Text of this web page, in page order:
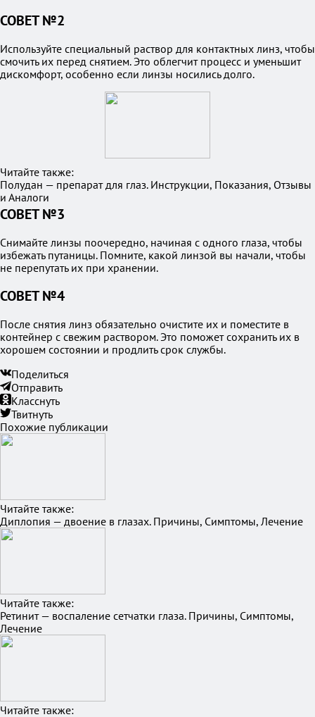
СОВЕТ №2
Используйте специальный раствор для контактных линз, чтобы
смочить их перед снятием. Это облегчит процесс и уменьшит
дискомфорт, особенно если линзы носились долго.
Читайте также:
Полудан — препарат для глаз. Инструкции, Показания, Отзывы
и Аналоги
СОВЕТ №3
Снимайте линзы поочередно, начиная с одного глаза, чтобы
избежать путаницы. Помните, какой линзой вы начали, чтобы
не перепутать их при хранении.
СОВЕТ №4
После снятия линз обязательно очистите их и поместите в
контейнер с свежим раствором. Это поможет сохранить их в
хорошем состоянии и продлить срок службы.
Поделиться
Отправить
Класснуть
Твитнуть
Похожие публикации
Читайте также:
Диплопия — двоение в глазах. Причины, Симптомы, Лечение
Читайте также:
Ретинит — воспаление сетчатки глаза. Причины, Симптомы,
Лечение
Читайте также: